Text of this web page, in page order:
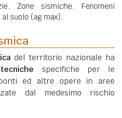
Zone sismiche. Fenomeni
suolo (ag max).
del territorio nazionale ha
specifiche per le
ed altre opere in aree
dal medesimo rischio